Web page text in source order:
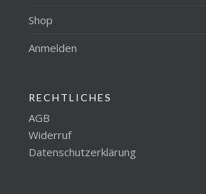
Shop
Anmelden
RECHTLICHES
AGB
Widerruf
Datenschutzerklärung